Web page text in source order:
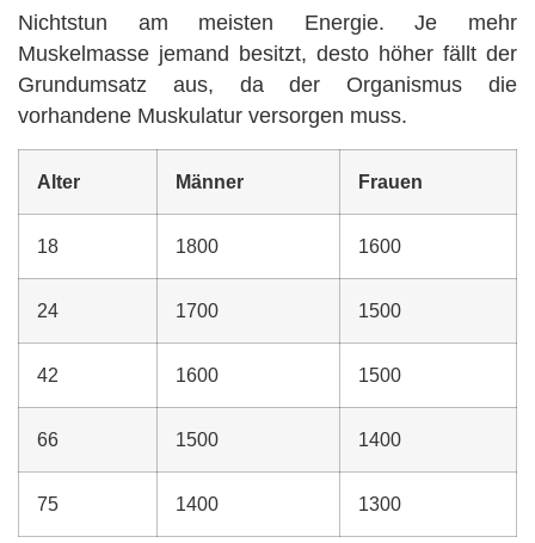
Nichtstun am meisten Energie. Je mehr
Muskelmasse jemand besitzt, desto höher fällt der
Grundumsatz aus, da der Organismus die
vorhandene Muskulatur versorgen muss.
Alter Männer Frauen
18 1800 1600
24 1700 1500
42 1600 1500
66 1500 1400
75 1400 1300